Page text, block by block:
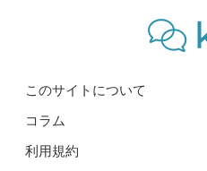
このサイトについて
コラム
利用規約